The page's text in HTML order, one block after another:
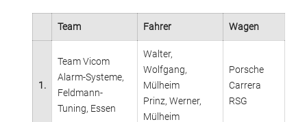
Team Fahrer Wagen
1.
Team Vicom
Alarm-Systeme,
Feldmann-
Tuning, Essen
Walter,
Wolfgang,
Mülheim
Prinz, Werner,
Mülheim
Porsche
Carrera
RSG